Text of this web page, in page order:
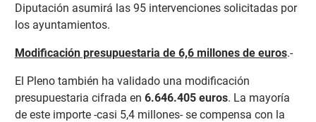
Diputación asumirá las 95 intervenciones solicitadas por
los ayuntamientos.
Modificación presupuestaria de 6,6 millones de euros.-
El Pleno también ha validado una modificación
presupuestaria cifrada en 6.646.405 euros. La mayoría
de este importe -casi 5,4 millones- se compensa con la